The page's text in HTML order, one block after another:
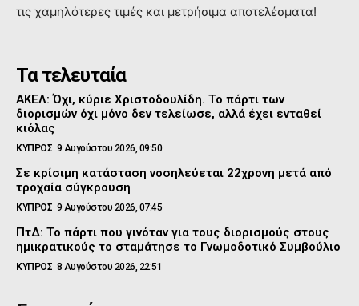
τις χαμηλότερες τιμές και μετρήσιμα αποτελέσματα!
Τα τελευταία
ΑΚΕΛ: Όχι, κύριε Χριστοδουλίδη. Το πάρτι των
διορισμών όχι μόνο δεν τελείωσε, αλλά έχει ενταθεί
κιόλας
ΚΥΠΡΟΣ 9 Αυγούστου 2026, 09:50
Σε κρίσιμη κατάσταση νοσηλεύεται 22χρονη μετά από
τροχαία σύγκρουση
ΚΥΠΡΟΣ 9 Αυγούστου 2026, 07:45
ΠτΔ: Το πάρτι που γινόταν για τους διορισμούς στους
ημικρατικούς το σταμάτησε το Γνωμοδοτικό Συμβούλιο
ΚΥΠΡΟΣ 8 Αυγούστου 2026, 22:51